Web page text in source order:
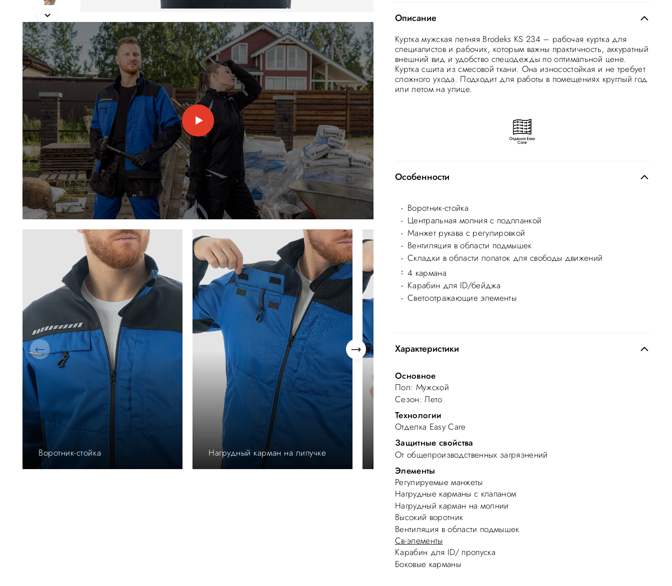
Воротник-стойка Нагрудный карман на липучке Карабин для бейджа/пропуска
Описание
Куртка мужская летняя Brodeks KS 234 – рабочая куртка для
специалистов и рабочих, которым важны практичность, аккуратный
внешний вид и удобство спецодежды по оптимальной цене.
Куртка сшита из смесовой ткани. Она износостойкая и не требует
сложного ухода. Подходит для работы в помещениях круглый год
или летом на улице.
Особенности
Воротник-стойка
Центральная молния с подпланкой
Манжет рукава с регулировкой
Вентиляция в области подмышек
Складки в области лопаток для свободы движений
4 кармана
Карабин для ID/бейджа
Светоотражающие элементы
Характеристики
Основное
Пол: Мужской
Сезон: Лето
Технологии
Отделка Easy Care
Защитные свойства
От общепроизводственных загрязнений
Элементы
Регулируемые манжеты
Нагрудные карманы с клапаном
Нагрудный карман на молнии
Высокий воротник
Вентиляция в области подмышек
Св-элементы
Карабин для ID/ пропуска
Боковые карманы